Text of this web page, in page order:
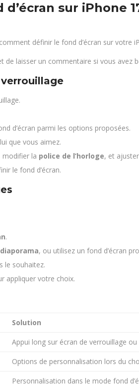
sur iPhone
définir le fond d’écran sur votre
de laisser un commentaire si vous avez
verrouillage
d’écran parmi les options proposées.
que vous aimez.
modifier la police de l’horloge, et
le fond d’écran.
.
diaporama, ou utilisez un fond d’écran
le souhaitez.
appliquer votre choix.
Solution
Appui long sur écran de verrouillage ou
Options de personnalisation lors du
Personnalisation dans le mode fond